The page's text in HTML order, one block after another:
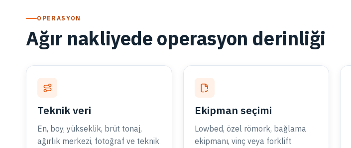
OPERASYON
Ağır nakliyede operasyon derinliği
Teknik veri
En, boy, yükseklik, brüt tonaj,
ağırlık merkezi, fotoğraf ve teknik
Ekipman seçimi
Lowbed, özel römork, bağlama
ekipmanı, vinç veya forklift